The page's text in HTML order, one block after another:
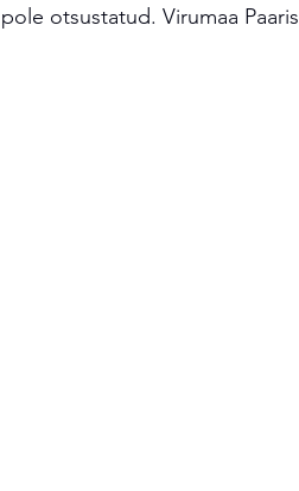
pole otsustatud. Virumaa